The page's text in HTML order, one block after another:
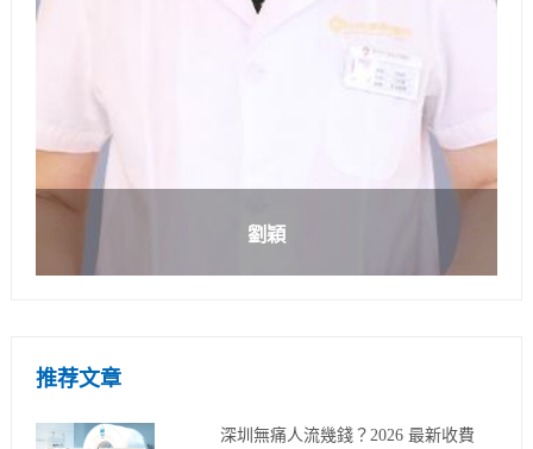
劉穎
推荐文章
深圳無痛人流幾錢？2026 最新收費